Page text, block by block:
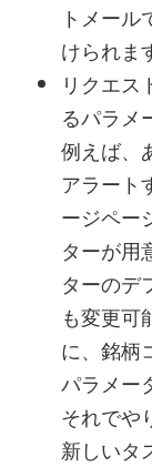
トメー
けられま
リクエス
るパラメ
例えば、
アラート
ージペー
ターが用
ターのデ
も変更可
に、銘柄
パラメー
それでや
新しいタ